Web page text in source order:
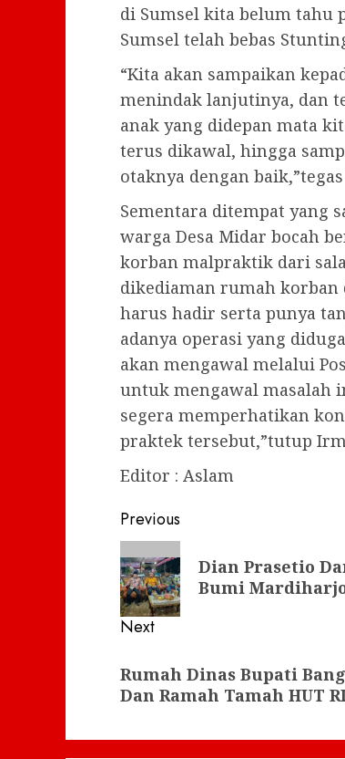
di Sumsel kita belum tahu
Sumsel telah bebas
“Kita akan sampaikan
menindak lanjutinya, dan
anak yang didepan mata
terus dikawal, hingga
otaknya dengan
Sementara ditempat yang
warga Desa Midar bocah
korban malpraktik dari
dikediaman rumah korban
harus hadir serta punya
adanya operasi yang
akan mengawal melalui
untuk mengawal masalah
segera memperhatikan
praktek tersebut,”tutup
Editor : Aslam
Post
navigation
Previous
Previous
post:
Dian Prasetio
Bumi
Next
post:
Rumah Dinas Bupati
Dan Ramah Tamah HUT